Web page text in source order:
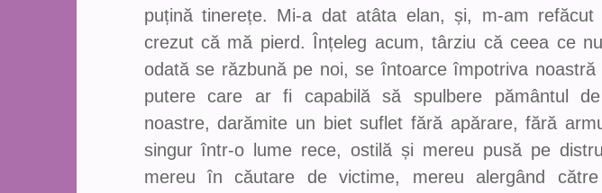
puțină tinerețe. Mi-a dat atâta elan, și, m-am refăcut
crezut că mă pierd. Înțeleg acum, târziu că ceea ce
odată se răzbună pe noi, se întoarce împotriva
putere care ar fi capabilă să spulbere pământul
noastre, darămite un biet suflet fără apărare, fără
singur într-o lume rece, ostilă și mereu pusă pe
mereu în căutare de victime, mereu alergând